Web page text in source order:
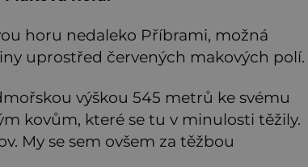
horu nedaleko Příbrami, možná
uprostřed červených makových polí.
výškou 545 metrů ke svému
kovům, které se tu v minulosti těžily.
My se sem ovšem za těžbou